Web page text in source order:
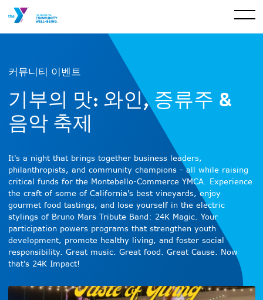
커뮤니티 이벤트
기부의 맛: 와인, 증류주 &
음악 축제
It's a night that brings together business leaders,
philanthropists, and community champions - all while raising
critical funds for the Montebello-Commerce YMCA. Experience
the craft of some of California's best vineyards, enjoy
gourmet food tastings, and lose yourself in the electric
stylings of Bruno Mars Tribute Band: 24K Magic. Your
participation powers programs that strengthen youth
development, promote healthy living, and foster social
responsibility. Great music. Great food. Great Cause. Now
that's 24K Impact!